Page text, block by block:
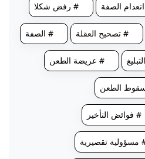
الصفة # رفض شكلا
# تصحيح العقلة # الصفة
# عريضة الطعن
الطعن
# فوائض التأخير
مسؤولية تقصيرية